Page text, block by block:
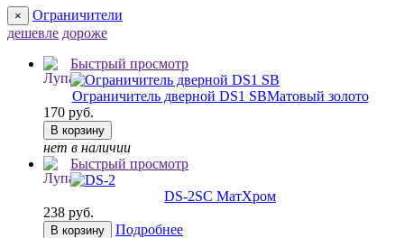
×
Ограничители
дешевле дороже
Быстрый просмотр
Ограничитель дверной DS1 SBМатовый золото
170 руб.
В корзину
нет в наличии
Быстрый просмотр
DS-2SC МатХром
238 руб.
В корзину
Подробнее